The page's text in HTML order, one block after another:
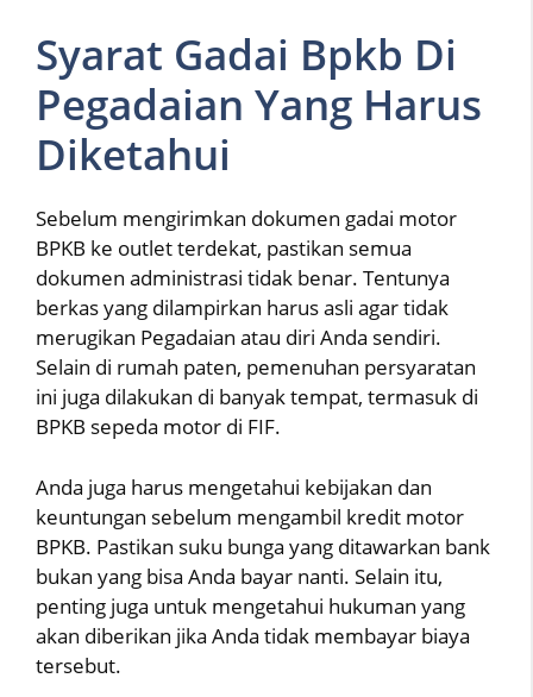
Syarat Gadai Bpkb Di
Pegadaian Yang Harus
Diketahui
Sebelum mengirimkan dokumen gadai motor
BPKB ke outlet terdekat, pastikan semua
dokumen administrasi tidak benar. Tentunya
berkas yang dilampirkan harus asli agar tidak
merugikan Pegadaian atau diri Anda sendiri.
Selain di rumah paten, pemenuhan persyaratan
ini juga dilakukan di banyak tempat, termasuk di
BPKB sepeda motor di FIF.
Anda juga harus mengetahui kebijakan dan
keuntungan sebelum mengambil kredit motor
BPKB. Pastikan suku bunga yang ditawarkan bank
bukan yang bisa Anda bayar nanti. Selain itu,
penting juga untuk mengetahui hukuman yang
akan diberikan jika Anda tidak membayar biaya
tersebut.